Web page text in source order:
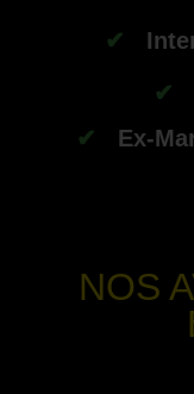
✔
✔
✔
Ex-
NOS